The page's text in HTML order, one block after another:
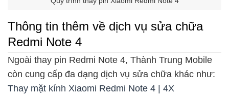
Thông tin thêm về dịch vụ sửa chữa
Redmi Note 4
Ngoài thay pin Redmi Note 4, Thành Trung Mobile
còn cung cấp đa dạng dịch vụ sửa chữa khác như:
Thay mặt kính Xiaomi Redmi Note 4 | 4X